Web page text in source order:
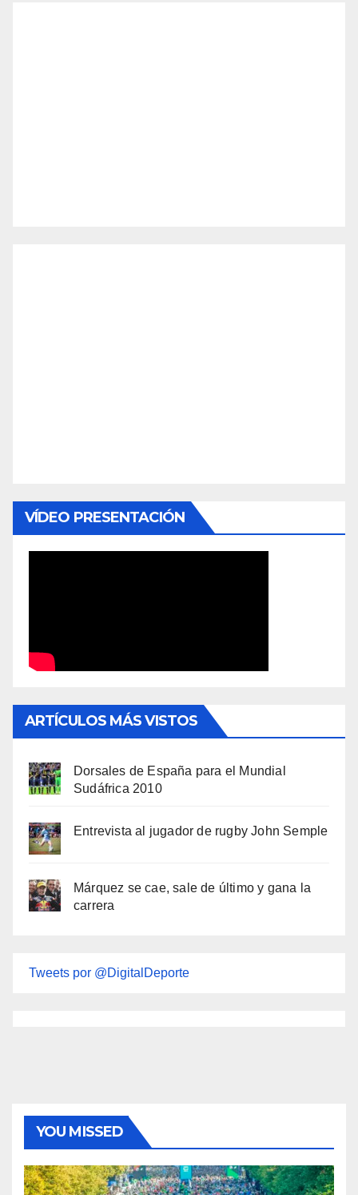
VÍDEO PRESENTACIÓN
ARTÍCULOS MÁS VISTOS
Dorsales de España para el Mundial
Sudáfrica 2010
Entrevista al jugador de rugby John Semple
Márquez se cae, sale de último y gana la
carrera
Tweets por @DigitalDeporte
YOU MISSED